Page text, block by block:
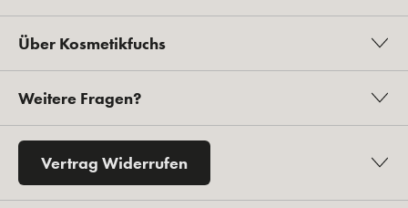
Über Kosmetikfuchs
Weitere Fragen?
Vertrag Widerrufen